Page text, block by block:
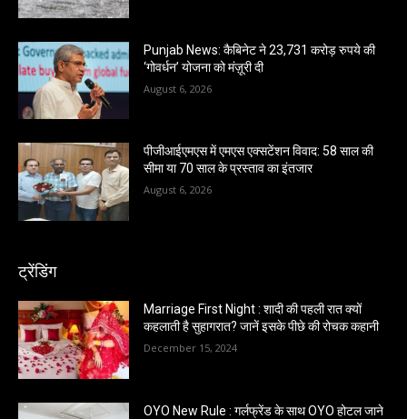
Punjab News: कैबिनेट ने 23,731 करोड़ रुपये की
‘गोवर्धन’ योजना को मंज़ूरी दी
August 6, 2026
पीजीआईएमएस में एमएस एक्सटेंशन विवाद: 58 साल की
सीमा या 70 साल के प्रस्ताव का इंतजार
August 6, 2026
ट्रेंडिंग
Marriage First Night : शादी की पहली रात क्यों
कहलाती है सुहागरात? जानें इसके पीछे की रोचक कहानी
December 15, 2024
OYO New Rule : गर्लफ्रेंड के साथ OYO होटल जाने